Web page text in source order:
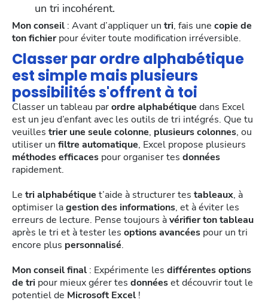
un tri incohérent.
Mon conseil : Avant d’appliquer un tri, fais une copie de
ton fichierpour éviter toute modification irréversible.
Classer par ordre alphabétique
est simple mais plusieurs
possibilités s'offrent à toi
Classer un tableau parordre alphabétique dans Excel
est un jeu d’enfant avec les outils de tri intégrés. Que tu
veuilles trier une seule colonne, plusieurs colonnes, ou
utiliser un filtre automatique, Excel propose plusieurs
méthodes efficaces pour organiser tes données
rapidement.
Le tri alphabétique t’aide à structurer tes tableaux, à
optimiser lagestion des informations, et à éviter les
erreurs de lecture. Pense toujours àvérifier ton tableau
après le tri et à tester les options avancées pour un tri
encore plus personnalisé.
Mon conseil final : Expérimente les différentes options
de tri pour mieux gérer tes donnéeset découvrir tout le
potentiel de Microsoft Excel !